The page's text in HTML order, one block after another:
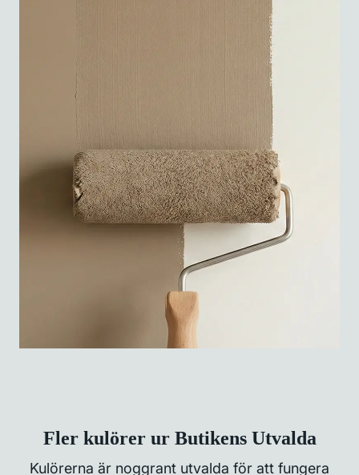
Fler kulörer ur Butikens Utvalda
Kulörerna är noggrant utvalda för att fungera